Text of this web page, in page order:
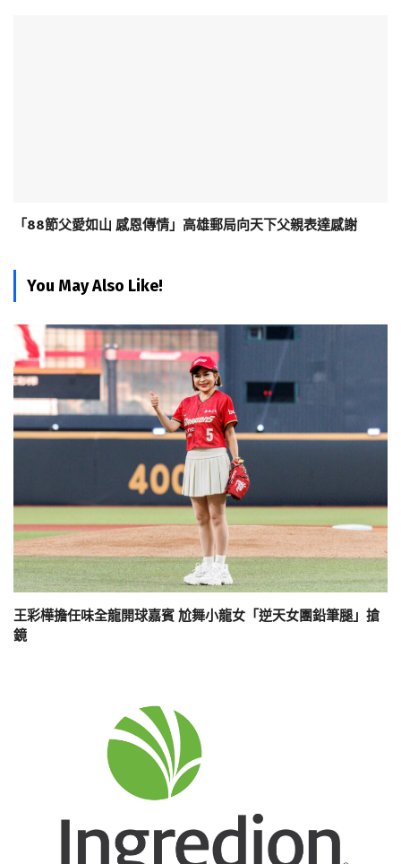
「88節父愛如山 感恩傳情」高雄郵局向天下父親表達感謝
You May Also Like!
王彩樺擔任味全龍開球嘉賓 尬舞小龍女「逆天女團鉛筆腿」搶
鏡